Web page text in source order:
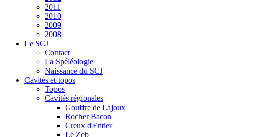
2011
2010
2009
2008
Le SCJ
Contact
La Spéléologie
Naissance du SCJ
Cavités et topos
Topos
Cavités régionales
Gouffre de Lajoux
Rocher Bacon
Creux d'Entier
Le Zeb